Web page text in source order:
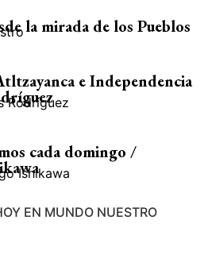
la mirada de los Pueblos
e Independencia
Rodríguez
cada domingo /
Ishikawa
EN MUNDO NUESTRO